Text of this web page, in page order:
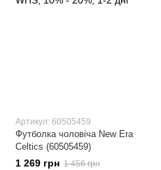
Артикул: 60505459
Футболка чоловіча New Era
Celtics (60505459)
1 269 грн 1 456 грн